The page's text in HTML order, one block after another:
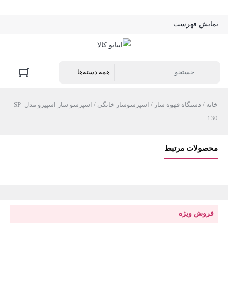
نمایش فهرست
خانه / دستگاه قهوه ساز / اسپرسوساز خانگی
/ اسپرسو ساز اسپیرو مدل SP-
130
محصولات مرتبط
فروش ویژه